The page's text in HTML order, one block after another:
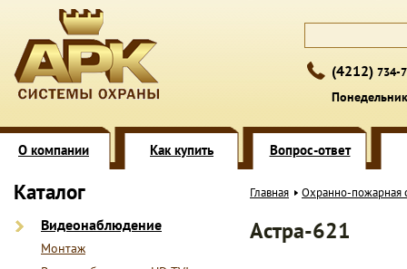
(4212) 734-
О компании Как купить Вопрос-ответ
Каталог
Видеонаблюдение
Монтаж
Главная Охранно-пожарная
Астра-621